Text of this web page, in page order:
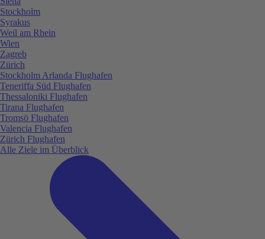
Stockholm
Syrakus
Weil am Rhein
Wien
Zagreb
Zürich
Stockholm Arlanda Flughafen
Teneriffa Süd Flughafen
Thessaloniki Flughafen
Tirana Flughafen
Tromsö Flughafen
Valencia Flughafen
Zürich Flughafen
Alle Ziele im Überblick